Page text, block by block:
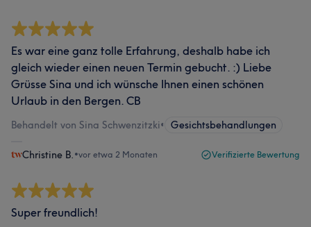
Es war eine ganz tolle Erfahrung, deshalb habe ich
gleich wieder einen neuen Termin gebucht. :) Liebe
Grüsse Sina und ich wünsche Ihnen einen schönen
Urlaub in den Bergen. CB
Behandelt von Sina Schwenzitzki• Gesichtsbehandlungen
Christine B. •vor etwa 2 Monaten Verifizierte Bewertung
Super freundlich!